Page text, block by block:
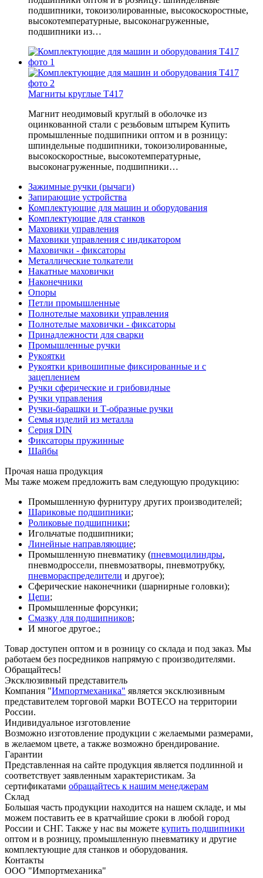
подшипники, токоизолированные, высокоскоростные,
высокотемпературные, высоконагруженные,
подшипники из…
Магниты круглые T417
Магнит неодимовый круглый в оболочке из
оцинкованной стали с резьбовым штырем Купить
промышленные подшипники оптом и в розницу:
шпиндельные подшипники, токоизолированные,
высокоскоростные, высокотемпературные,
высоконагруженные, подшипники…
Зажимные ручки (рычаги)
Запирающие устройства
Комплектующие для машин и оборудования
Комплектующие для станков
Маховики управления
Маховики управления с индикатором
Маховички - фиксаторы
Металлические толкатели
Накатные маховички
Наконечники
Опоры
Петли промышленные
Полнотелые маховики управления
Полнотелые маховички - фиксаторы
Принадлежности для сварки
Промышленные ручки
Рукоятки
Рукоятки кривошипные фиксированные и с
зацеплением
Ручки сферические и грибовидные
Ручки управления
Ручки-барашки и Т-образные ручки
Семья изделий из металла
Серия DIN
Фиксаторы пружинные
Шайбы
Прочая наша продукция
Мы таже можем предложить вам следующую продукцию:
Промышленную фурнитуру других производителей;
Шариковые подшипники;
Роликовые подшипники;
Игольчатые подшипники;
Линейные направляющие;
Промышленную пневматику (пневмоцилиндры,
пневмодроссели, пневмозатворы, пневмотрубку,
пневмораспределители и другое);
Сферические наконечники (шарнирные головки);
Цепи;
Промышленные форсунки;
Смазку для подшипников;
И многое другое.;
Товар доступен оптом и в розницу со склада и под заказ. Мы
работаем без посредников напрямую с производителями.
Обращайтесь!
Эксклюзивный представитель
Компания "Импортмеханика" является эксклюзивным
представителем торговой марки BOTECO на территории
России.
Индивидуальное изготовление
Возможно изготовление продукции с желаемыми размерами,
в желаемом цвете, а также возможно брендирование.
Гарантии
Представленная на сайте продукция является подлинной и
соответствует заявленным характеристикам. За
сертификатами обращайтесь к нашим менеджерам
Склад
Большая часть продукции находится на нашем складе, и мы
можем поставить ее в кратчайшие сроки в любой город
России и СНГ. Также у нас вы можете купить подшипники
оптом и в розницу, промышленную пневматику и другие
комплектующие для станков и оборудования.
Контакты
ООО "Импортмеханика"